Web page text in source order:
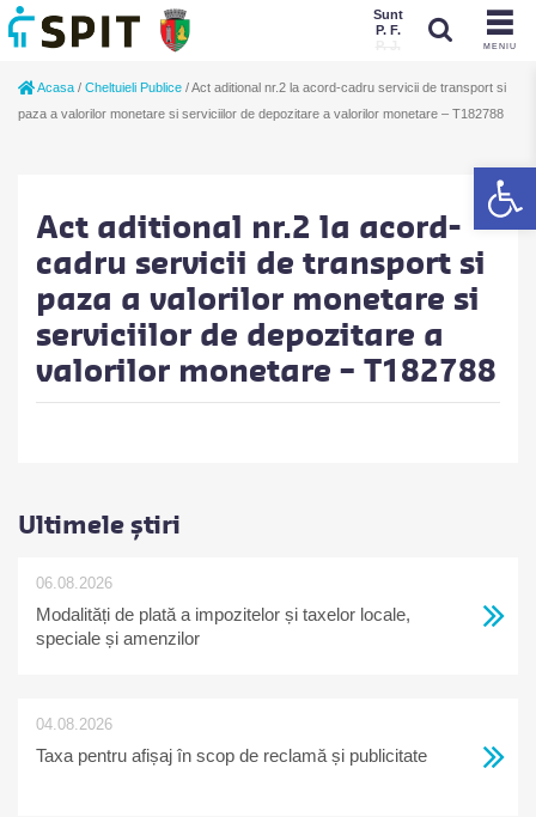
MENIU
Sunt
P. F.
P. J.
Acasa / Cheltuieli Publice /Act aditional nr.2 la acord-cadru servicii de transport si
paza a valorilor monetare si serviciilor de depozitare a valorilor monetare – T182788
Act aditional nr.2 la acord-
cadru servicii de transport si
paza a valorilor monetare si
serviciilor de depozitare a
valorilor monetare – T182788
Ultimele știri
06.08.2026
Modalități de plată a impozitelor și taxelor locale,
speciale și amenzilor
04.08.2026
Taxa pentru afișaj în scop de reclamă și publicitate